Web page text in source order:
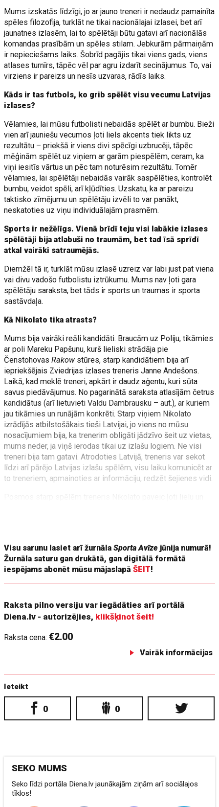
Mums izskatās līdzīgi, jo ar jauno treneri ir nedaudz pamainīta
spēles filozofija, turklāt ne tikai nacionālajai izlasei, bet arī
jaunatnes izlasēm, lai to spēlētāji būtu gatavi arī nacionālās
komandas prasībām un spēles stilam. Jebkurām pārmaiņām
ir nepieciešams laiks. Šobrīd pagājis tikai viens gads, viens
atlases turnīrs, tāpēc vēl par agru izdarīt secinājumus. To, vai
virziens ir pareizs un nesīs uzvaras, rādīs laiks.
Kāds ir tas futbols, ko grib spēlēt visu vecumu Latvijas
izlases?
Vēlamies, lai mūsu futbolisti nebaidās spēlēt ar bumbu. Bieži
vien arī jauniešu vecumos ļoti liels akcents tiek likts uz
rezultātu – priekšā ir viens divi spēcīgi uzbrucēji, tāpēc
mēģinām spēlēt uz viņiem ar garām piespēlēm, ceram, ka
viņi iesitīs vārtus un pēc tam noturēsim rezultātu. Tomēr
vēlamies, lai spēlētāji nebaidās vairāk saspēlēties, kontrolēt
bumbu, veidot spēli, arī kļūdīties. Uzskatu, ka ar pareizu
taktisko zīmējumu un spēlētāju izvēli to var panākt,
neskatoties uz viņu individuālajām prasmēm.
Sports ir nežēlīgs. Vienā brīdī teju visi labākie izlases
spēlētāji bija atlabuši no traumām, bet tad īsā sprīdī
atkal vairāki satraumējās.
Diemžēl tā ir, turklāt mūsu izlasē uzreiz var labi just pat viena
vai divu vadošo futbolistu iztrūkumu. Mums nav ļoti gara
spēlētāju saraksta, bet tāds ir sports un traumas ir sporta
sastāvdaļa.
Kā Nikolato tika atrasts?
Mums bija vairāki reāli kandidāti. Braucām uz Poliju, tikāmies
ar poli Mareku Papšunu, kurš lieliski strādāja pie
ČenstohovasRakow stūres, starp kandidātiem bija arī
iepriekšējais Zviedrijas izlases treneris Janne Andešons.
Laikā, kad meklē treneri, apkārt ir daudz aģentu, kuri sūta
savus piedāvājumus. No pagarinātā saraksta atlasījām četrus
kandidātus (arī lietuvieti Valdu Dambrausku – aut.), ar kuriem
jau tikāmies un runājām konkrēti. Starp viņiem Nikolato
izrādījās atbilstošākais tieši Latvijai, jo viens no mūsu
nosacījumiem bija, ka trenerim obligāti jādzīvo šeit uz vietas,
mums neder, ja viņš ierodas tikai uz izlašu logiem. Ne visi
treneri bija tam gatavi. Atrodoties Latvijā, treneris var sekot
līdzi arī pārējo Latvijas izlašu spēlēm, visu laiku komunicēt ar
to treneriem, apmainoties ar informāciju, redzēt šejienes vidi.
Visu sarunu lasiet arī žurnālaSporta Avīze jūnija numurā!
Žurnāla saturu gan drukātā, gan digitālā formātā
iespējams abonēt mūsu mājaslapāŠEIT!
Raksta pilno versiju var iegādāties arī portālā
Diena.lv - autorizējies, klikšķinot šeit!
Raksta cena:€2.00
Vairāk informācijas
Ieteikt
0 0
SEKO MUMS
Seko līdzi portāla Diena.lv jaunākajām ziņām arī sociālajos
tīklos!